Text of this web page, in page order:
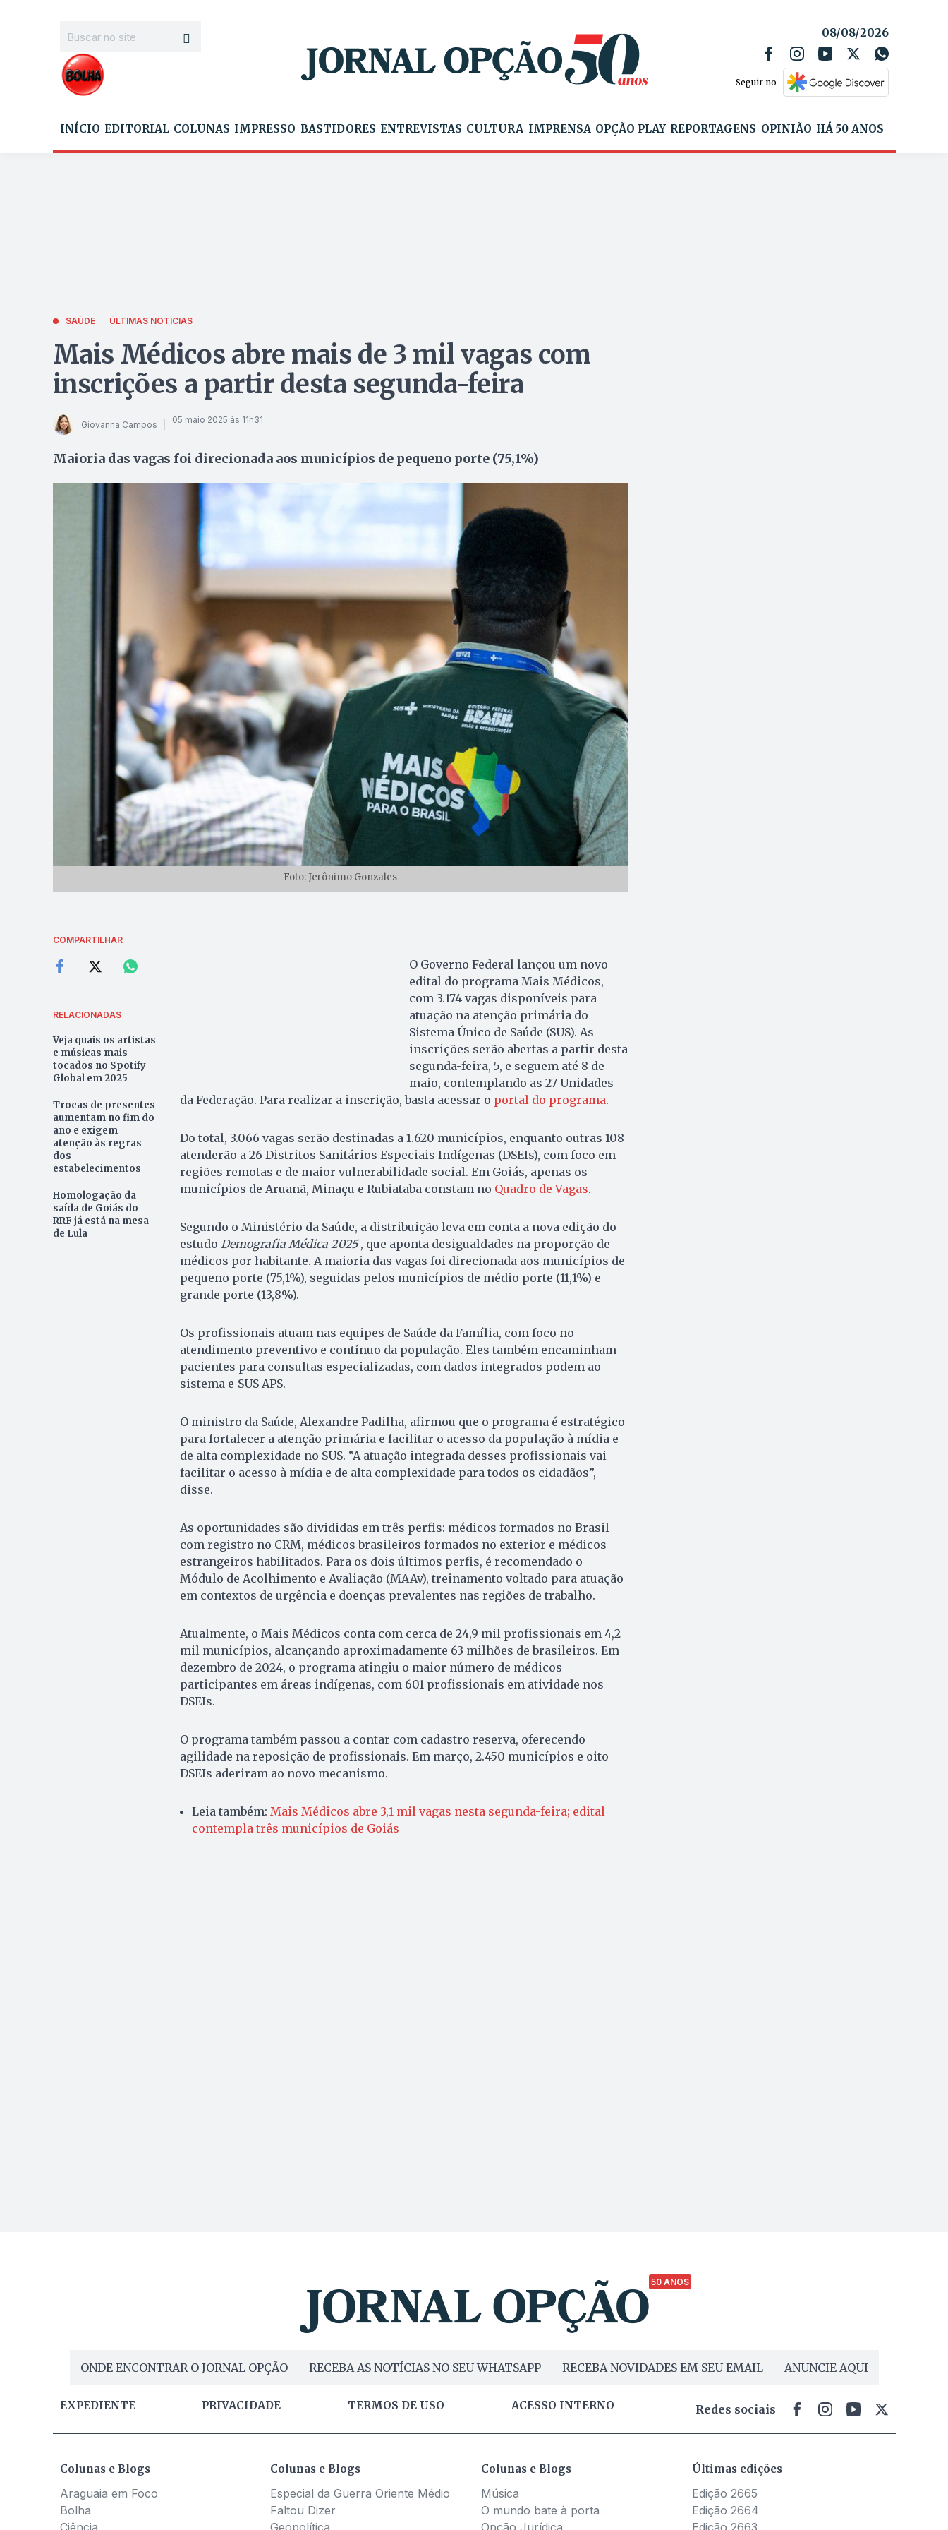
08/08/2026
Seguir no
INÍCIO EDITORIAL COLUNAS IMPRESSO BASTIDORES ENTREVISTAS CULTURA IMPRENSA OPÇÃO PLAY REPORTAGENS OPINIÃO HÁ 50 ANOS
SAÚDE ÚLTIMAS NOTÍCIAS
Mais Médicos abre mais de 3 mil vagas com
inscrições a partir desta segunda-feira
Giovanna Campos 05 maio 2025 às 11h31
Maioria das vagas foi direcionada aos municípios de pequeno porte (75,1%)
Foto: Jerônimo Gonzales
COMPARTILHAR
RELACIONADAS
Veja quais os artistas
e músicas mais
tocados no Spotify
Global em 2025
Trocas de presentes
aumentam no fim do
ano e exigem
atenção às regras
dos
estabelecimentos
Homologação da
saída de Goiás do
RRF já está na mesa
de Lula
O Governo Federal lançou um novo
edital do programa Mais Médicos,
com 3.174 vagas disponíveis para
atuação na atenção primária do
Sistema Único de Saúde (SUS). As
inscrições serão abertas a partir desta
segunda-feira, 5, e seguem até 8 de
maio, contemplando as 27 Unidades
da Federação. Para realizar a inscrição, basta acessar o portal do programa.
Do total, 3.066 vagas serão destinadas a 1.620 municípios, enquanto outras 108
atenderão a 26 Distritos Sanitários Especiais Indígenas (DSEIs), com foco em
regiões remotas e de maior vulnerabilidade social. Em Goiás, apenas os
municípios de Aruanã, Minaçu e Rubiataba constam no Quadro de Vagas.
Segundo o Ministério da Saúde, a distribuição leva em conta a nova edição do
estudo Demografia Médica 2025, que aponta desigualdades na proporção de
médicos por habitante. A maioria das vagas foi direcionada aos municípios de
pequeno porte (75,1%), seguidas pelos municípios de médio porte (11,1%) e
grande porte (13,8%).
Os profissionais atuam nas equipes de Saúde da Família, com foco no
atendimento preventivo e contínuo da população. Eles também encaminham
pacientes para consultas especializadas, com dados integrados podem ao
sistema e-SUS APS.
O ministro da Saúde, Alexandre Padilha, afirmou que o programa é estratégico
para fortalecer a atenção primária e facilitar o acesso da população à mídia e
de alta complexidade no SUS. “A atuação integrada desses profissionais vai
facilitar o acesso à mídia e de alta complexidade para todos os cidadãos”,
disse.
As oportunidades são divididas em três perfis: médicos formados no Brasil
com registro no CRM, médicos brasileiros formados no exterior e médicos
estrangeiros habilitados. Para os dois últimos perfis, é recomendado o
Módulo de Acolhimento e Avaliação (MAAv), treinamento voltado para atuação
em contextos de urgência e doenças prevalentes nas regiões de trabalho.
Atualmente, o Mais Médicos conta com cerca de 24,9 mil profissionais em 4,2
mil municípios, alcançando aproximadamente 63 milhões de brasileiros. Em
dezembro de 2024, o programa atingiu o maior número de médicos
participantes em áreas indígenas, com 601 profissionais em atividade nos
DSEIs.
O programa também passou a contar com cadastro reserva, oferecendo
agilidade na reposição de profissionais. Em março, 2.450 municípios e oito
DSEIs aderiram ao novo mecanismo.
Leia também: Mais Médicos abre 3,1 mil vagas nesta segunda-feira; edital
contempla três municípios de Goiás
50 ANOS
ONDE ENCONTRAR O JORNAL OPÇÃO RECEBA AS NOTÍCIAS NO SEU WHATSAPP RECEBA NOVIDADES EM SEU EMAIL ANUNCIE AQUI
EXPEDIENTE PRIVACIDADE TERMOS DE USO ACESSO INTERNO Redes sociais
Colunas e Blogs
Araguaia em Foco
Bolha
Ciência
Colunas e Blogs
Especial da Guerra Oriente Médio
Faltou Dizer
Geopolítica
Colunas e Blogs
Música
O mundo bate à porta
Opção Jurídica
Últimas edições
Edição 2665
Edição 2664
Edição 2663